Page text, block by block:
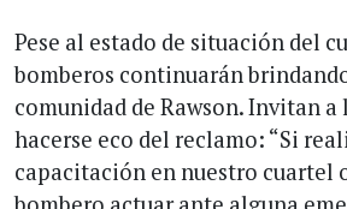
Pese al estado de situación del
bomberos continuarán
comunidad de Rawson. Invitan a
hacerse eco del reclamo: “Si
capacitación en nuestro cuartel